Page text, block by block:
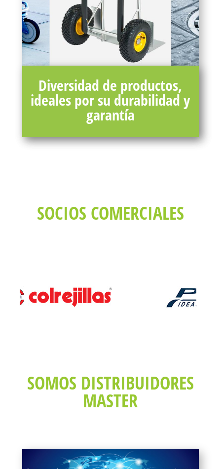
Diversidad de productos,
ideales por su durabilidad y
garantía
SOCIOS COMERCIALES
SOMOS DISTRIBUIDORES
MASTER